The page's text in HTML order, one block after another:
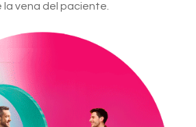
vena del paciente.